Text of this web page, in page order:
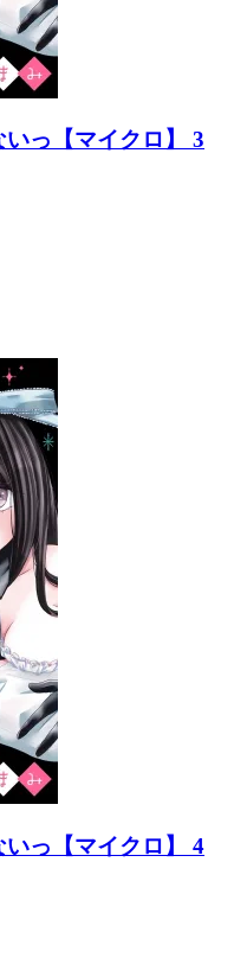
っ【マイクロ】 3
っ【マイクロ】 4